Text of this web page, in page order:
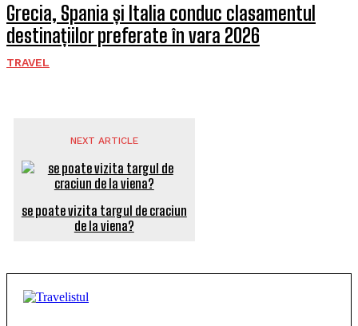
Grecia, Spania și Italia conduc clasamentul
destinațiilor preferate în vara 2026
TRAVEL
NEXT ARTICLE
se poate vizita targul de craciun
de la viena?